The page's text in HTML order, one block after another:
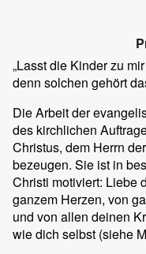
„Lasst die Kinder zu
denn solchen gehört
Die Arbeit der
des kirchlichen
Christus, dem Herrn
bezeugen. Sie ist in
Christi motiviert: Liebe
ganzem Herzen, von
und von allen deinen
wie dich selbst (siehe